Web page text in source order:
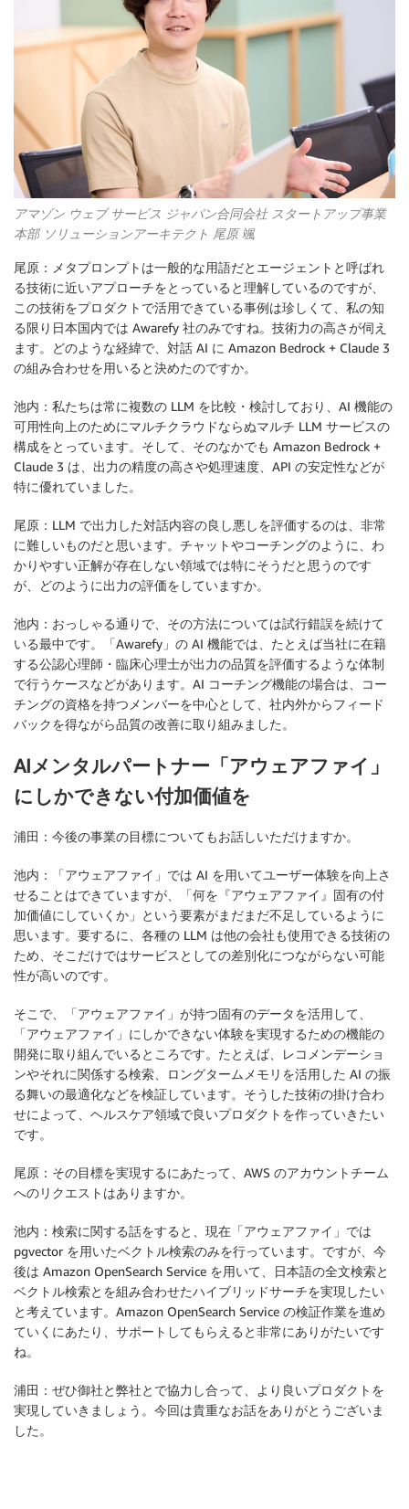
アマゾン ウェブ サービス ジャパン合同会社 スタートアップ事業
本部 ソリューションアーキテクト 尾原 颯
尾原：メタプロンプトは一般的な用語だとエージェントと呼ばれ
る技術に近いアプローチをとっていると理解しているのですが、
この技術をプロダクトで活用できている事例は珍しくて、私の知
る限り日本国内では Awarefy 社のみですね。技術力の高さが伺え
ます。どのような経緯で、対話 AI に Amazon Bedrock + Claude 3
の組み合わせを用いると決めたのですか。
池内：私たちは常に複数の LLM を比較・検討しており、AI 機能の
可用性向上のためにマルチクラウドならぬマルチ LLM サービスの
構成をとっています。そして、そのなかでも Amazon Bedrock +
Claude 3 は、出力の精度の高さや処理速度、API の安定性などが
特に優れていました。
尾原：LLM で出力した対話内容の良し悪しを評価するのは、非常
に難しいものだと思います。チャットやコーチングのように、わ
かりやすい正解が存在しない領域では特にそうだと思うのです
が、どのように出力の評価をしていますか。
池内：おっしゃる通りで、その方法については試行錯誤を続けて
いる最中です。「Awarefy」の AI 機能では、たとえば当社に在籍
する公認心理師・臨床心理士が出力の品質を評価するような体制
で行うケースなどがあります。AI コーチング機能の場合は、コー
チングの資格を持つメンバーを中心として、社内外からフィード
バックを得ながら品質の改善に取り組みました。
AIメンタルパートナー「アウェアファイ」
にしかできない付加価値を
浦田：今後の事業の目標についてもお話しいただけますか。
池内：「アウェアファイ」では AI を用いてユーザー体験を向上さ
せることはできていますが、「何を『アウェアファイ』固有の付
加価値にしていくか」という要素がまだまだ不足しているように
思います。要するに、各種の LLM は他の会社も使用できる技術の
ため、そこだけではサービスとしての差別化につながらない可能
性が高いのです。
そこで、「アウェアファイ」が持つ固有のデータを活用して、
「アウェアファイ」にしかできない体験を実現するための機能の
開発に取り組んでいるところです。たとえば、レコメンデーショ
ンやそれに関係する検索、ロングタームメモリを活用した AI の振
る舞いの最適化などを検証しています。そうした技術の掛け合わ
せによって、ヘルスケア領域で良いプロダクトを作っていきたい
です。
尾原：その目標を実現するにあたって、AWS のアカウントチーム
へのリクエストはありますか。
池内：検索に関する話をすると、現在「アウェアファイ」では
pgvector を用いたベクトル検索のみを行っています。ですが、今
後は Amazon OpenSearch Service を用いて、日本語の全文検索と
ベクトル検索とを組み合わせたハイブリッドサーチを実現したい
と考えています。Amazon OpenSearch Service の検証作業を進め
ていくにあたり、サポートしてもらえると非常にありがたいです
ね。
浦田：ぜひ御社と弊社とで協力し合って、より良いプロダクトを
実現していきましょう。今回は貴重なお話をありがとうございま
した。